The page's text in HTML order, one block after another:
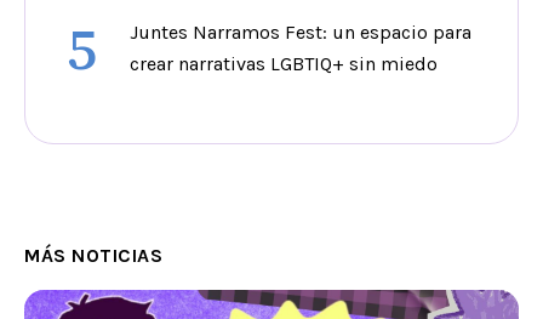
5
Juntes Narramos Fest: un espacio para
crear narrativas LGBTIQ+ sin miedo
MÁS NOTICIAS